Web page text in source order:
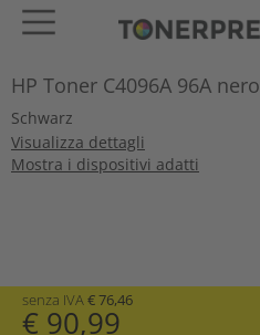
HP Toner C4096A 96A nero
Schwarz
Visualizza dettagli
Mostra i dispositivi adatti
senza IVA€ 76,46
€ 90,99